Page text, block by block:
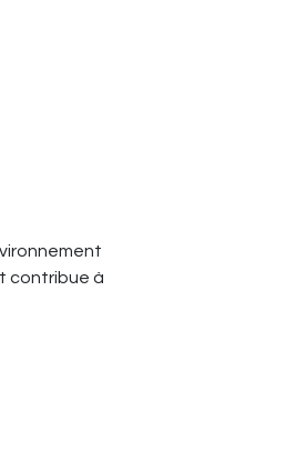
contribue à